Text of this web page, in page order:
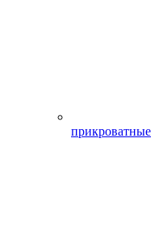
прикроватные